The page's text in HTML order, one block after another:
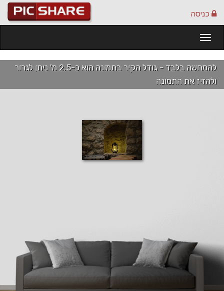
כניסה
להמחשה בלבד - גודל הקיר בתמונה הוא כ-2.5 מ' ניתן לגרור
ולהזיז את התמונה